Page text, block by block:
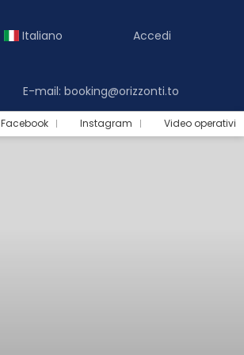
Italiano Accedi
E-mail: booking@orizzonti.to
Facebook Instagram Video operativi